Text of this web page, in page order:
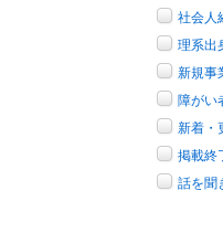
社会人
理系出
新規事
障がい
新着・
掲載終
話を聞